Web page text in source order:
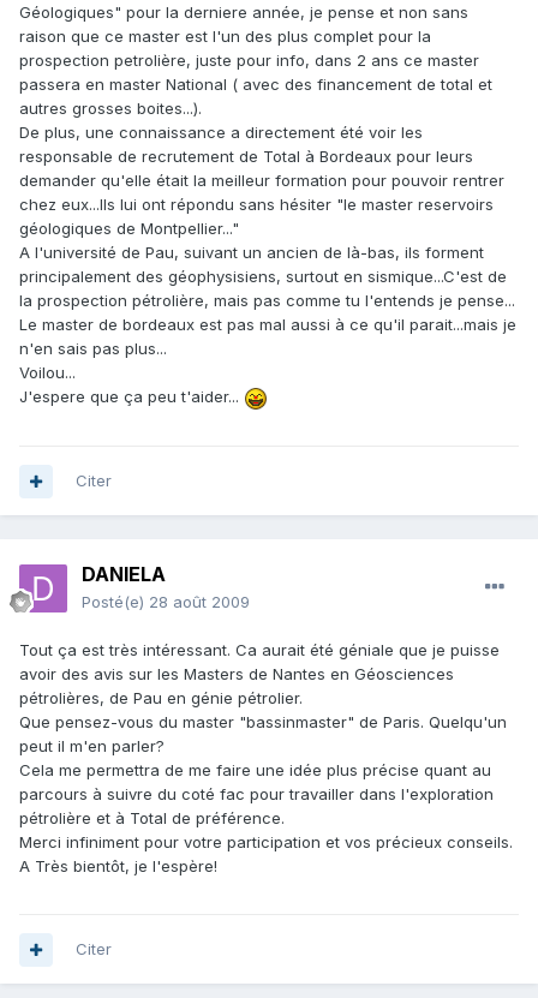
Géologiques" pour la derniere année, je pense et non sans
raison que ce master est l'un des plus complet pour la
prospection petrolière, juste pour info, dans 2 ans ce master
passera en master National ( avec des financement de total et
autres grosses boites...).
De plus, une connaissance a directement été voir les
responsable de recrutement de Total à Bordeaux pour leurs
demander qu'elle était la meilleur formation pour pouvoir rentrer
chez eux...Ils lui ont répondu sans hésiter "le master reservoirs
géologiques de Montpellier..."
A l'université de Pau, suivant un ancien de là-bas, ils forment
principalement des géophysisiens, surtout en sismique...C'est de
la prospection pétrolière, mais pas comme tu l'entends je pense...
Le master de bordeaux est pas mal aussi à ce qu'il parait...mais je
n'en sais pas plus...
Voilou...
J'espere que ça peu t'aider...
Citer
DANIELA
Posté(e) 28 août 2009
Tout ça est très intéressant. Ca aurait été géniale que je puisse
avoir des avis sur les Masters de Nantes en Géosciences
pétrolières, de Pau en génie pétrolier.
Que pensez-vous du master "bassinmaster" de Paris. Quelqu'un
peut il m'en parler?
Cela me permettra de me faire une idée plus précise quant au
parcours à suivre du coté fac pour travailler dans l'exploration
pétrolière et à Total de préférence.
Merci infiniment pour votre participation et vos précieux conseils.
A Très bientôt, je l'espère!
Citer